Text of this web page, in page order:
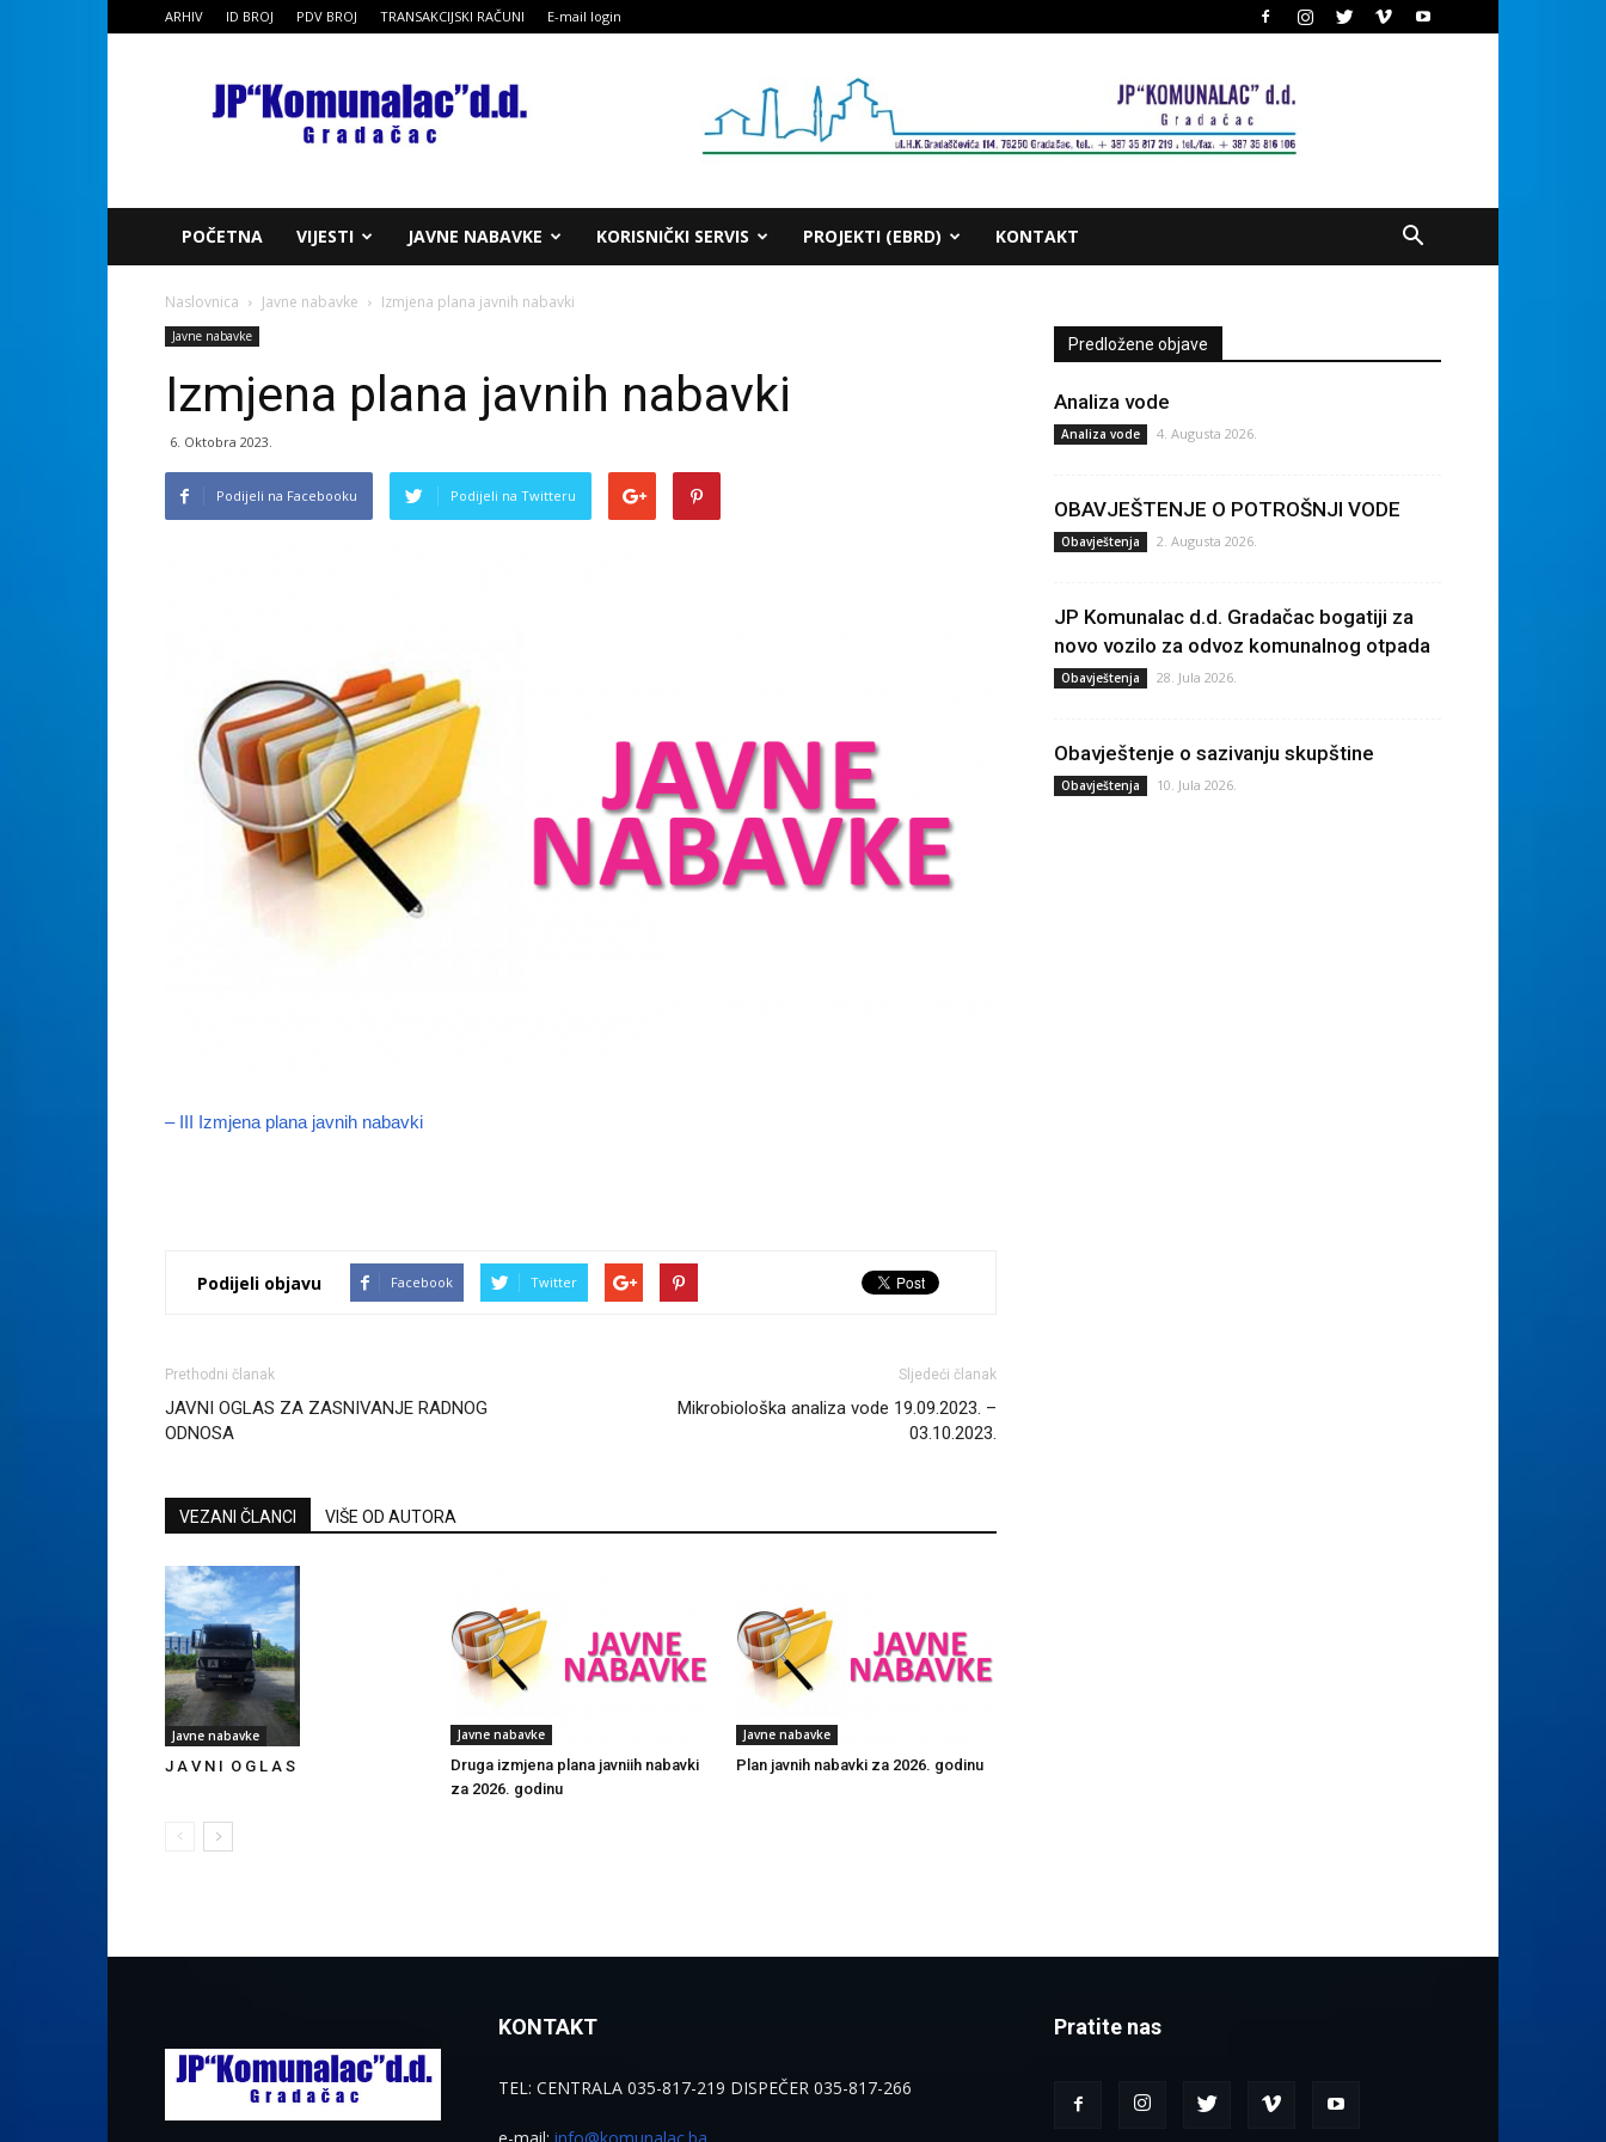
ARHIV ID BROJ PDV BROJ TRANSAKCIJSKI RAČUNI E-mail login
JP
Komunalac
POČETNA VIJESTI JAVNE NABAVKE KORISNIČKI SERVIS PROJEKTI (EBRD) KONTAKT
Naslovnica Javne nabavke Izmjena plana javnih nabavki
Javne nabavke
Izmjena plana javnih nabavki
6. Oktobra 2023.
Podijeli na Facebooku Podijeli na Twitteru
– III Izmjena plana javnih nabavki
Podijeli objavu Facebook Twitter
Prethodni članak
JAVNI OGLAS ZA ZASNIVANJE RADNOG
ODNOSA
Sljedeći članak
Mikrobiološka analiza vode 19.09.2023. –
03.10.2023.
VEZANI ČLANCI VIŠE OD AUTORA
Javne nabavke
J A V N I O G L A S
Javne nabavke
Druga izmjena plana javniih nabavki
za 2026. godinu
Javne nabavke
Plan javnih nabavki za 2026. godinu
Predložene objave
Analiza vode
Analiza vode 4. Augusta 2026.
OBAVJEŠTENJE O POTROŠNJI VODE
Obavještenja 2. Augusta 2026.
JP Komunalac d.d. Gradačac bogatiji za
novo vozilo za odvoz komunalnog otpada
Obavještenja 28. Jula 2026.
Obavještenje o sazivanju skupštine
Obavještenja 10. Jula 2026.
KONTAKT
TEL: CENTRALA 035-817-219 DISPEČER 035-817-266
Pratite nas